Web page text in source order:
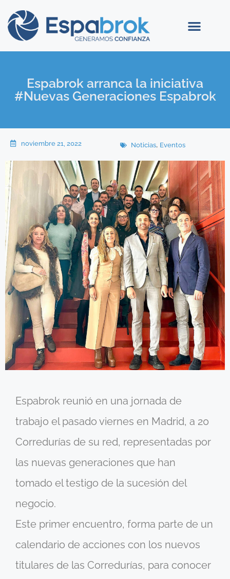
Espabrok arranca la iniciativa
#Nuevas Generaciones Espabrok
noviembre 21, 2022 Noticias, Eventos
Espabrok reunió en una jornada de
trabajo el pasado viernes en Madrid, a 20
Corredurías de su red, representadas por
las nuevas generaciones que han
tomado el testigo de la sucesión del
negocio.
Este primer encuentro, forma parte de un
calendario de acciones con los nuevos
titulares de las Corredurías, para conocer